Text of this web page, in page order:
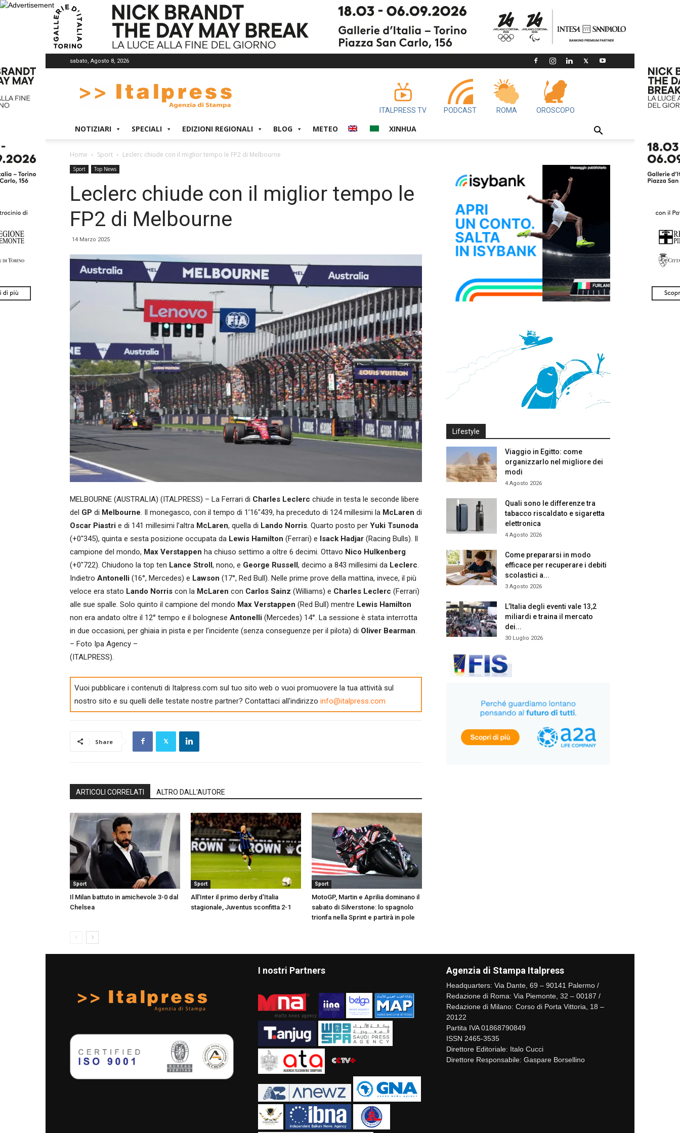
sabato, Agosto 8, 2026
ITALPRESS TV PODCAST ROMA OROSCOPO
NOTIZIARI SPECIALI EDIZIONI REGIONALI BLOG METEO XINHUA
Home Sport Leclerc chiude con il miglior tempo le FP2 di Melbourne
Sport Top News
Leclerc chiude con il miglior tempo le
FP2 di Melbourne
14 Marzo 2025
MELBOURNE (AUSTRALIA) (ITALPRESS) – La Ferrari di Charles Leclerc chiude in testa le seconde libere
del GP di Melbourne. Il monegasco, con il tempo di 1’16″439, ha preceduto di 124 millesimi la McLaren di
Oscar Piastri e di 141 millesimi l’altra McLaren, quella di Lando Norris. Quarto posto per Yuki Tsunoda
(+0″345), quinta e sesta posizione occupata da Lewis Hamilton (Ferrari) e Isack Hadjar (Racing Bulls). Il
campione del mondo, Max Verstappen ha chiuso settimo a oltre 6 decimi. Ottavo Nico Hulkenberg
(+0″722). Chiudono la top ten Lance Stroll, nono, e George Russell, decimo a 843 millesimi da Leclerc.
Indietro Antonelli (16°, Mercedes) e Lawson (17°, Red Bull). Nelle prime prove della mattina, invece, il più
veloce era stato Lando Norris con la McLaren con Carlos Sainz (Williams) e Charles Leclerc (Ferrari)
alle sue spalle. Solo quinto il campione del mondo Max Verstappen (Red Bull) mentre Lewis Hamilton
non era andato oltre il 12° tempo e il bolognese Antonelli (Mercedes) 14°. La sessione è stata interrotta
in due occasioni, per ghiaia in pista e per l’incidente (senza conseguenze per il pilota) di Oliver Bearman.
– Foto Ipa Agency –
(ITALPRESS).
Vuoi pubblicare i contenuti di Italpress.com sul tuo sito web o vuoi promuovere la tua attività sul
nostro sito e su quelli delle testate nostre partner? Contattaci all'indirizzo info@italpress.com
Share
ARTICOLI CORRELATI ALTRO DALL'AUTORE
Sport
Il Milan battuto in amichevole 3-0 dal
Chelsea
Sport
All’Inter il primo derby d’Italia
stagionale, Juventus sconfitta 2-1
Sport
MotoGP, Martin e Aprilia dominano il
sabato di Silverstone: lo spagnolo
trionfa nella Sprint e partirà in pole
Lifestyle
Viaggio in Egitto: come
organizzarlo nel migliore dei
modi
4 Agosto 2026
Quali sono le differenze tra
tabacco riscaldato e sigaretta
elettronica
4 Agosto 2026
Come prepararsi in modo
efficace per recuperare i debiti
scolastici a...
3 Agosto 2026
L’Italia degli eventi vale 13,2
miliardi e traina il mercato
dei...
30 Luglio 2026
I nostri Partners Agenzia di Stampa Italpress
Headquarters: Via Dante, 69 – 90141 Palermo /
Redazione di Roma: Via Piemonte, 32 – 00187 /
Redazione di Milano: Corso di Porta Vittoria, 18 –
20122
Partita IVA 01868790849
ISSN 2465-3535
Direttore Editoriale: Italo Cucci
Direttore Responsabile: Gaspare Borsellino